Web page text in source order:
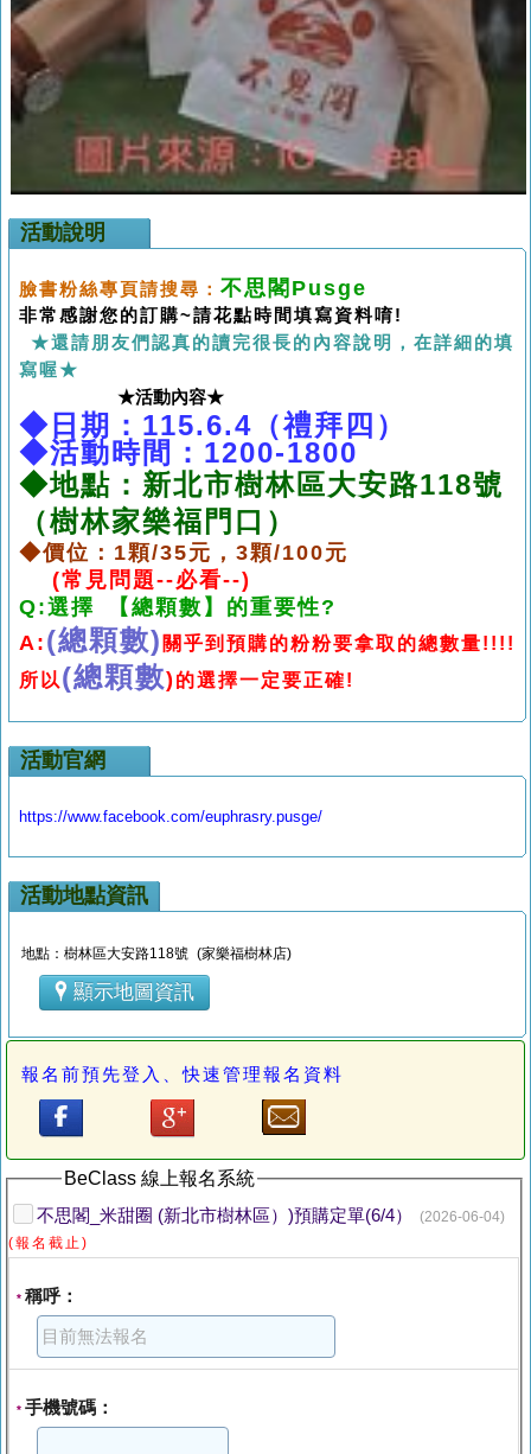
活動說明
臉書粉絲專頁請搜尋： 不思閣Pusge
非常感謝您的訂購~請花點時間填寫資料唷!
★還請朋友們認真的讀完很長的內容說明，在詳細的填
寫喔★
★活動內容★
◆日期：115.6.4（禮拜四）
◆活動時間：1200-1800
◆地點 ：新北市樹林區大安路118號
（樹林家樂福門口）
◆價位：1顆/35元，3顆/100元
(常見問題--必看--)
Q:選擇 【總顆數】的重要性?
A: (總顆數) 關乎到預購的粉粉要拿取的總數量!!!!
所以 (總顆數) 的選擇一定要正確!
活動官網
https://www.facebook.com/euphrasry.pusge/
活動地點資訊
地點：樹林區大安路118號 (家樂福樹林店)
顯示地圖資訊
報名前預先登入、快速管理報名資料
BeClass 線上報名系統
不思閣_米甜圈 (新北市樹林區）)預購定單(6/4）
(2026-06-04)
(報名截止)
* 稱呼：
* 手機號碼：